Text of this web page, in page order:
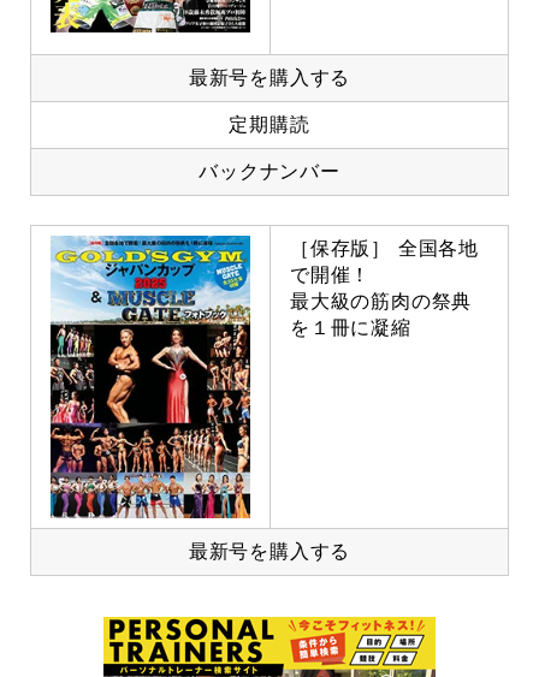
最新号を購入する
定期購読
バックナンバー
［保存版］ 全国各地
で開催！
最大級の筋肉の祭典
を１冊に凝縮
最新号を購入する